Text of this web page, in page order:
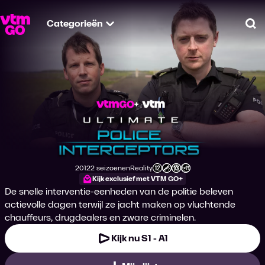
Categorieën
Ultimate Police
Productiejaar
20122 seizoenen
Genre
Reality
Leeftijdsclassificatie
Kijk exclusief met VTM GO+
De snelle interventie-eenheden van de politie beleven
actievolle dagen terwijl ze jacht maken op vluchtende
chauffeurs, drugdealers en zware criminelen.
Kijk nu S1 - A1